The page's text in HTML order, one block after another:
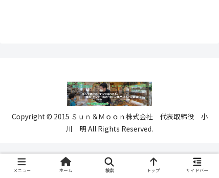
Copyright © 2015 Ｓｕｎ＆Ｍｏｏｎ株式会社 代表取締役 小
川 明 All Rights Reserved.
メニュー ホーム 検索 トップ サイドバー